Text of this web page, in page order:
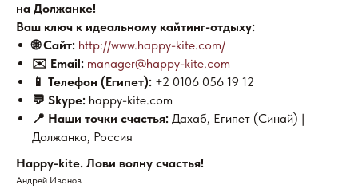
на Должанке!
Ваш ключ к идеальному кайтинг-отдыху:
🌐 Сайт: http://www.happy-kite.com/
✉️ Email: manager@happy-kite.com
📱 Телефон (Египет): +2 0106 056 19 12
💬 Skype: happy-kite.com
📍 Наши точки счастья: Дахаб, Египет (Синай) |
Должанка, Россия
Happy-kite. Лови волну счастья!
Андрей Иванов